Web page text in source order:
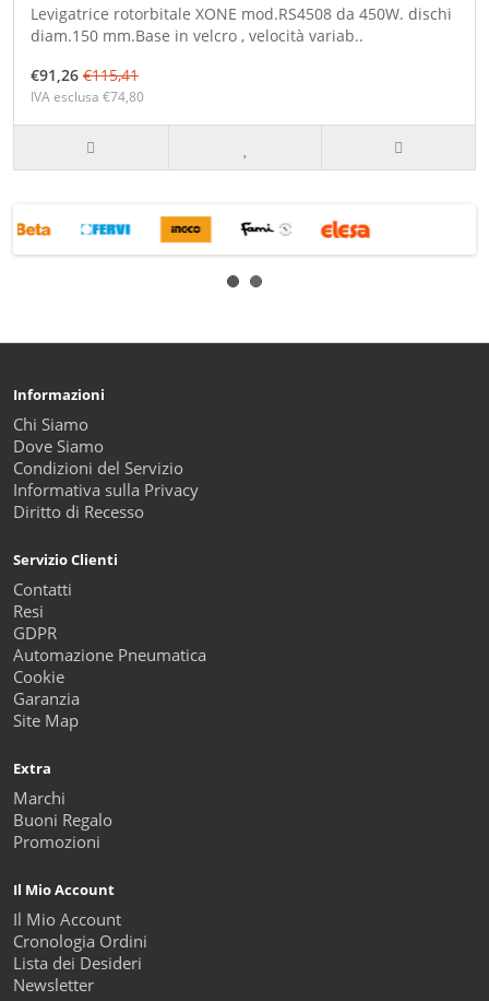
Levigatrice rotorbitale XONE mod.RS4508 da 450W. dischi
diam.150 mm.Base in velcro , velocità variab..
€91,26 €115,41
IVA esclusa €74,80
Informazioni
Chi Siamo
Dove Siamo
Condizioni del Servizio
Informativa sulla Privacy
Diritto di Recesso
Servizio Clienti
Contatti
Resi
GDPR
Automazione Pneumatica
Cookie
Garanzia
Site Map
Extra
Marchi
Buoni Regalo
Promozioni
Il Mio Account
Il Mio Account
Cronologia Ordini
Lista dei Desideri
Newsletter